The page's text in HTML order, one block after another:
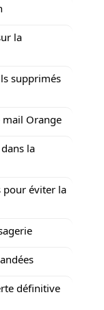
la
supprimés
mail Orange
la
pour éviter la
définitive